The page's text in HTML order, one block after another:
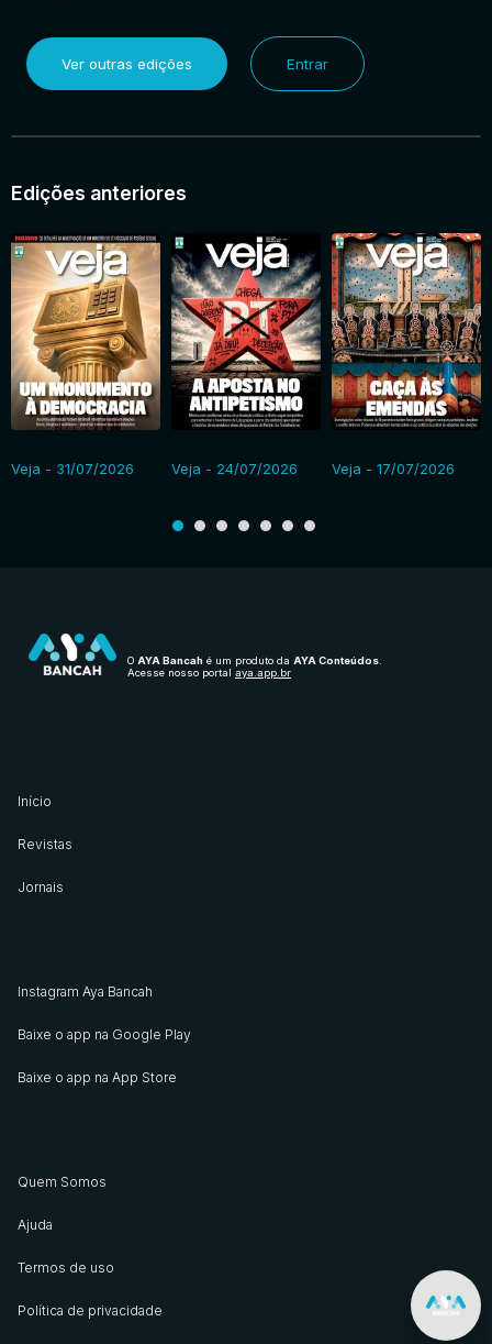
Ver outras edições Entrar
Edições anteriores
Veja - 31/07/2026 Veja - 24/07/2026 Veja - 17/07/2026
O AYA Bancah é um produto da AYA Conteúdos
Acesse nosso portal aya.app.br
Início
Revistas
Jornais
Instagram Aya Bancah
Baixe o app na Google Play
Baixe o app na App Store
Quem Somos
Ajuda
Termos de uso
Política de privacidade